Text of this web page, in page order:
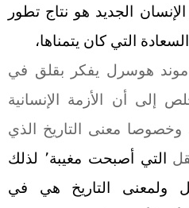
الإنسان الجديد هو نتاج تطور
التي كان يتمناها،
هوسرل يفكر بقلق في
إلى أن الأزمة الإنسانية
وخصوصا معنى التاريخ الذي
التي أصبحت مغيبة٬ لذلك
ولمعنى التاريخ هي في